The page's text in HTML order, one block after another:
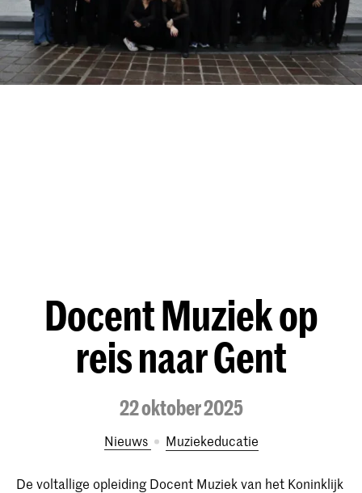
Docent Muziek op
reis naar Gent
22 oktober 2025
Nieuws Muziekeducatie
De voltallige opleiding Docent Muziek van het Koninklijk